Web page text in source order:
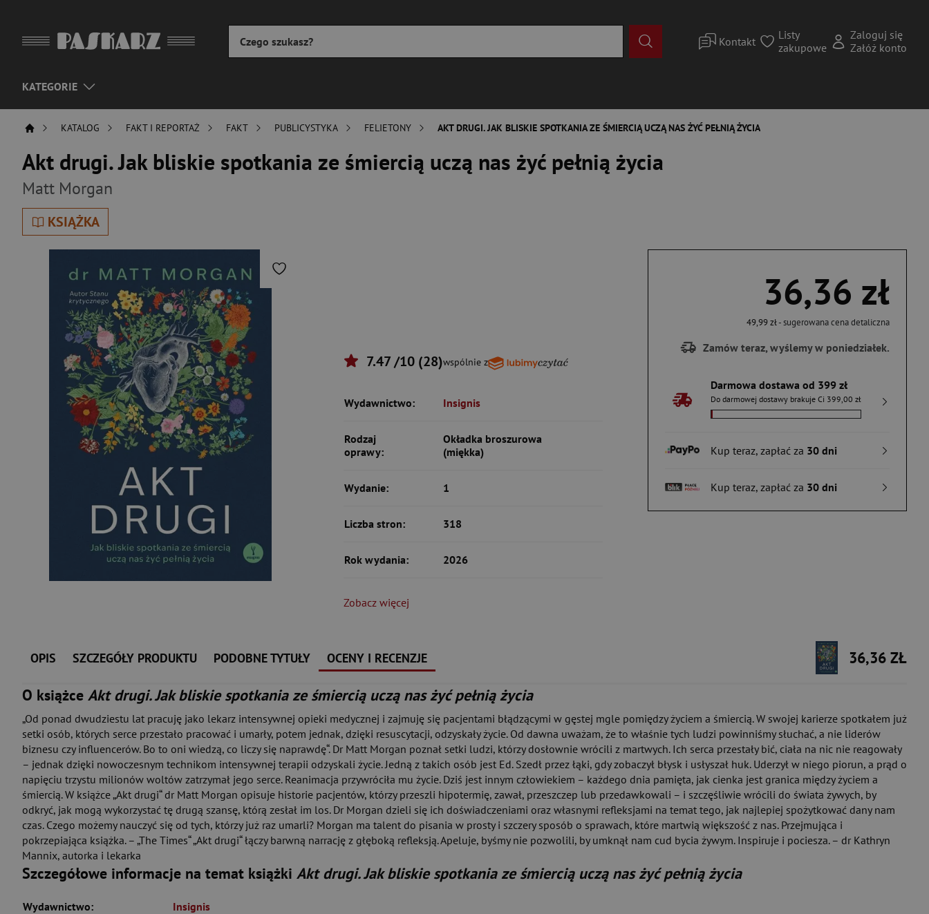
Kontakt
Listy
zakupowe
Zaloguj się
Załóż konto
KATEGORIE
KATALOG FAKT I REPORTAŻ FAKT PUBLICYSTYKA FELIETONY AKT DRUGI. JAK BLISKIE SPOTKANIA ZE ŚMIERCIĄ UCZĄ NAS ŻYĆ PEŁNIĄ ŻYCIA
Akt drugi. Jak bliskie spotkania ze śmiercią uczą nas żyć pełnią życia
Matt Morgan
KSIĄŻKA
36,36 zł
49,99 zł- sugerowana cena detaliczna
Zamów teraz, wyślemy w poniedziałek.
Darmowa dostawa od 399 zł
Do darmowej dostawy brakuje Ci 399,00 zł
Kup teraz, zapłać za 30 dni
Kup teraz, zapłać za 30 dni
7.47 /10 (28)wspólnie z
Wydawnictwo: Insignis
Rodzaj
oprawy:
Okładka broszurowa
(miękka)
Wydanie: 1
Liczba stron: 318
Rok wydania: 2026
Zobacz więcej
OPIS SZCZEGÓŁY PRODUKTU PODOBNE TYTUŁY OCENY I RECENZJE
36,36 ZŁ
O książce Akt drugi. Jak bliskie spotkania ze śmiercią uczą nas żyć pełnią życia
„Od ponad dwudziestu lat pracuję jako lekarz intensywnej opieki medycznej i zajmuję się pacjentami błądzącymi w gęstej mgle pomiędzy życiem a śmiercią. W swojej karierze spotkałem już
setki osób, których serce przestało pracować i umarły, potem jednak, dzięki resuscytacji, odzyskały życie. Od dawna uważam, że to właśnie tych ludzi powinniśmy słuchać, a nie liderów
biznesu czy influencerów. Bo to oni wiedzą, co liczy się naprawdę“. Dr Matt Morgan poznał setki ludzi, którzy dosłownie wrócili z martwych. Ich serca przestały bić, ciała na nic nie reagowały
– jednak dzięki nowoczesnym technikom intensywnej terapii odzyskali życie. Jedną z takich osób jest Ed. Szedł przez łąki, gdy zobaczył błysk i usłyszał huk. Uderzył w niego piorun, a prąd o
napięciu trzystu milionów woltów zatrzymał jego serce. Reanimacja przywróciła mu życie. Dziś jest innym człowiekiem – każdego dnia pamięta, jak cienka jest granica między życiem a
śmiercią. W książce „Akt drugi“ dr Matt Morgan opisuje historie pacjentów, którzy przeszli hipotermię, zawał, przeszczep lub przedawkowali – i szczęśliwie wrócili do świata żywych, by
odkryć, jak mogą wykorzystać tę drugą szansę, którą zesłał im los. Dr Morgan dzieli się ich doświadczeniami oraz własnymi refleksjami na temat tego, jak najlepiej spożytkować dany nam
czas. Czego możemy nauczyć się od tych, którzy już raz umarli? Morgan ma talent do pisania w prosty i szczery sposób o sprawach, które martwią większość z nas. Przejmująca i
pokrzepiająca książka. – „The Times“ „Akt drugi“ łączy barwną narrację z głęboką refleksją. Apeluje, byśmy nie pozwolili, by umknął nam cud bycia żywym. Inspiruje i pociesza. – dr Kathryn
Mannix, autorka i lekarka
Szczegółowe informacje na temat książki Akt drugi. Jak bliskie spotkania ze śmiercią uczą nas żyć pełnią życia
Wydawnictwo: Insignis